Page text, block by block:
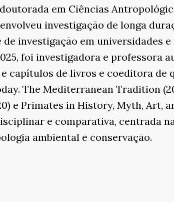
em Ciências
investigação de longa
investigação em universidades
foi investigadora e professora
capítulos de livros e coeditora de
The Mediterranean Tradition
e Primates in History, Myth, Art,
e comparativa, centrada
ambiental e conservação.